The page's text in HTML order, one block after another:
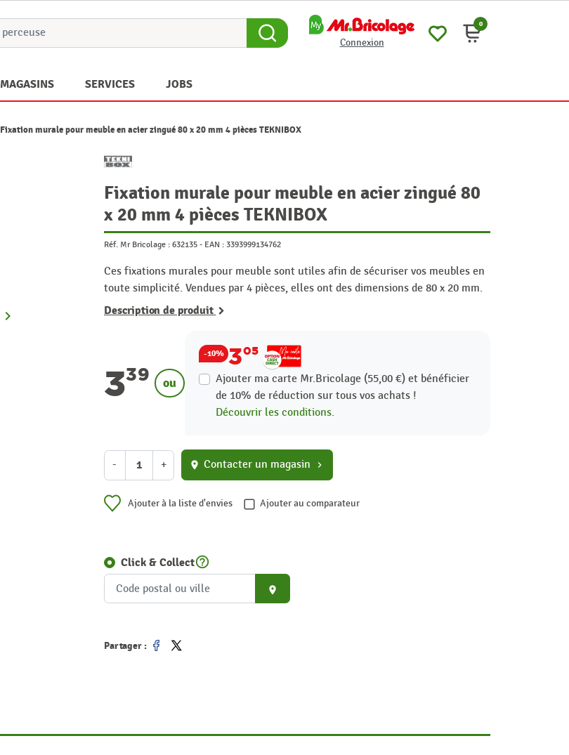
Connexion
0
MAGASINS SERVICES JOBS
Fixation murale pour meuble en acier zingué 80 x 20 mm 4 pièces TEKNIBOX
Suivant
keyboard_arrow_right
Fixation murale pour meuble en acier zingué 80
x 20 mm 4 pièces TEKNIBOX
Réf. Mr Bricolage : 632135 - EAN : 3393999134762
Ces fixations murales pour meuble sont utiles afin de sécuriser vos meubles en
toute simplicité. Vendues par 4 pièces, elles ont des dimensions de 80 x 20 mm.
Description de produit
339 ou
-10% 305
Ajouter ma carte Mr.Bricolage (55,00 €) et bénéficier
de 10%de réduction sur tous vos achats !
Découvrir les conditions.
- + location_on Contacter un magasin chevron_right
Ajouter à la liste d'envies Ajouter au comparateur
Click & Collecthelp_outline
place
Partager :